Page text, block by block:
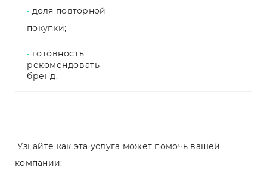
- доля повторной
покупки;
- готовность
рекомендовать
бренд.
Узнайте как эта услуга может помочь вашей
компании: